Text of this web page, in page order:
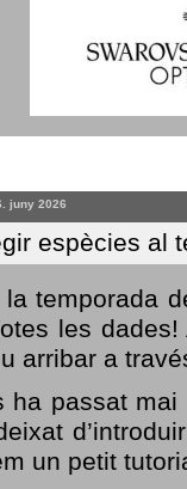
juny 2026
espècies al
la temporada
les
arribar a
ha passat
un petit